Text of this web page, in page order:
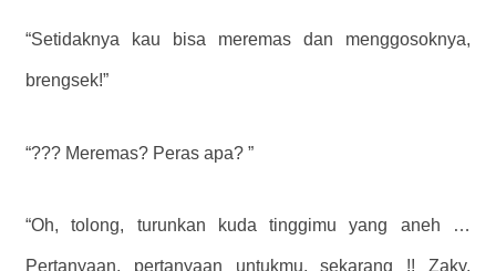
“Setidaknya kau bisa meremas dan menggosoknya,
brengsek!”
“??? Meremas? Peras apa? ”
“Oh, tolong, turunkan kuda tinggimu yang aneh …
Pertanyaan, pertanyaan untukmu, sekarang !! Zaky,